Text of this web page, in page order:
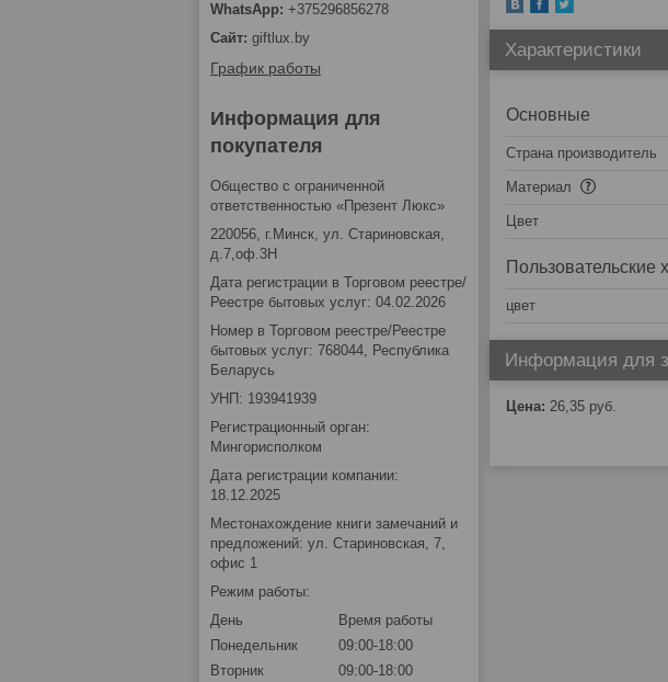
Характеристики
Основные
Страна производитель
Материал
Цвет
Пользовательские
цвет
Информация для
Цена: 26,35 руб.
+375296856278
giftlux.by
График работы
Информация для
покупателя
Общество с ограниченной
ответственностью «Презент Люкс»
220056, г.Минск, ул. Стариновская,
д.7,оф.3Н
Дата регистрации в Торговом реестре/
Реестре бытовых услуг: 04.02.2026
Номер в Торговом реестре/Реестре
бытовых услуг: 768044, Республика
Беларусь
УНП: 193941939
Регистрационный орган:
Мингорисполком
Дата регистрации компании:
18.12.2025
Местонахождение книги замечаний и
предложений: ул. Стариновская, 7,
офис 1
Режим работы:
День
Время работы
Понедельник
09:00-18:00
Вторник
09:00-18:00